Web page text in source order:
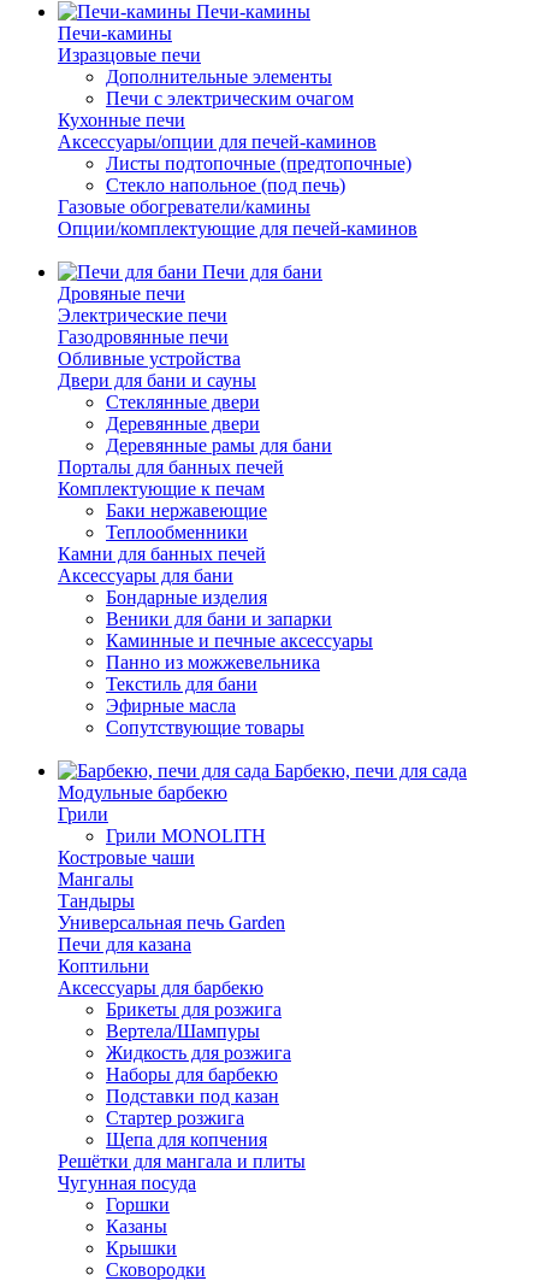
Печи-камины
Печи-камины
Изразцовые печи
Дополнительные элементы
Печи с электрическим очагом
Кухонные печи
Аксессуары/опции для печей-каминов
Листы подтопочные (предтопочные)
Стекло напольное (под печь)
Газовые обогреватели/камины
Опции/комплектующие для печей-каминов
Печи для бани
Дровяные печи
Электрические печи
Газодровянные печи
Обливные устройства
Двери для бани и сауны
Стеклянные двери
Деревянные двери
Деревянные рамы для бани
Порталы для банных печей
Комплектующие к печам
Баки нержавеющие
Теплообменники
Камни для банных печей
Аксессуары для бани
Бондарные изделия
Веники для бани и запарки
Каминные и печные аксессуары
Панно из можжевельника
Текстиль для бани
Эфирные масла
Сопутствующие товары
Барбекю, печи для сада
Модульные барбекю
Грили
Грили MONOLITH
Костровые чаши
Мангалы
Тандыры
Универсальная печь Garden
Печи для казана
Коптильни
Аксессуары для барбекю
Брикеты для розжига
Вертела/Шампуры
Жидкость для розжига
Наборы для барбекю
Подставки под казан
Стартер розжига
Щепа для копчения
Решётки для мангала и плиты
Чугунная посуда
Горшки
Казаны
Крышки
Сковородки